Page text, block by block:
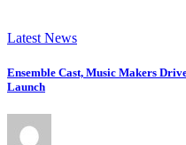
Latest News
Ensemble Cast, Music Makers
Launch